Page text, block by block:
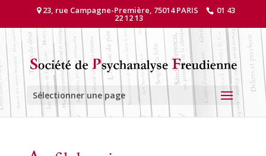
23, rue Campagne-Première, 75014 PARIS 01 43
22 12 13
Sélectionner une page